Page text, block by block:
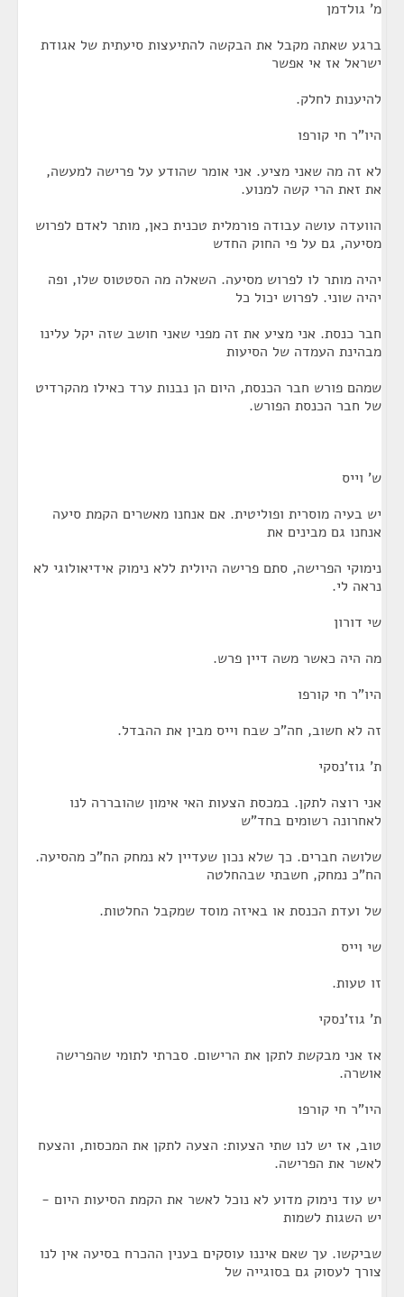
מ' גולדמן
ברגע שאתה מקבל את הבקשה להתיעצות סיעתית של אגודת
ישראל אז אי אפשר
להיענות לחלק.
היו"ר חי קורפו
לא זה מה שאני מציע. אני אומר שהודע על פרישה למעשה,
את זאת הרי קשה למנוע.
הוועדה עושה עבודה פורמלית טכנית כאן, מותר לאדם לפרוש
מסיעה, גם על פי החוק החדש
יהיה מותר לו לפרוש מסיעה. השאלה מה הסטטוס שלו, ופה
יהיה שוני. לפרוש יכול כל
חבר כנסת. אני מציע את זה מפני שאני חושב שזה יקל עלינו
מבהינת העמדה של הסיעות
שמהם פורש חבר הכנסת, היום הן נבנות ערד כאילו מהקרדיט
של חבר הכנסת הפורש.
ש' וייס
יש בעיה מוסרית ופוליטית. אם אנחנו מאשרים הקמת סיעה
אנחנו גם מבינים את
נימוקי הפרישה, סתם פרישה היולית ללא נימוק אידיאולוגי לא
נראה לי.
שי דורון
מה היה כאשר משה דיין פרש.
היו"ר חי קורפו
זה לא חשוב, חה"כ שבח וייס מבין את ההבדל.
ת' גוז'נסקי
אני רוצה לתקן. במכסת הצעות האי אימון שהובררה לנו
לאחרונה רשומים בחד"ש
שלושה חברים. כך שלא נכון שעדיין לא נמחק הח"כ מהסיעה.
הח"כ נמחק, חשבתי שבהחלטה
של ועדת הכנסת או באיזה מוסד שמקבל החלטות.
שי וייס
זו טעות.
ת' גוז'נסקי
אז אני מבקשת לתקן את הרישום. סברתי לתומי שהפרישה
אושרה.
היו"ר חי קורפו
טוב, אז יש לנו שתי הצעות: הצעה לתקן את המכסות, והצעח
לאשר את הפרישה.
יש עוד נימוק מדוע לא נוכל לאשר את הקמת הסיעות היום -
יש השגות לשמות
שביקשו. עך שאם איננו עוסקים בענין ההכרח בסיעה אין לנו
צורך לעסוק גם בסוגייה של